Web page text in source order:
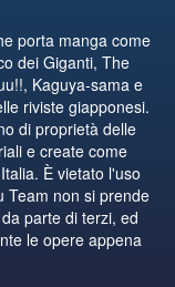
porta manga come
dei Giganti, The
Kaguya-sama e
riviste giapponesi.
di proprietà delle
e create come
È vietato l'uso
Team non si prende
parte di terzi, ed
le opere appena